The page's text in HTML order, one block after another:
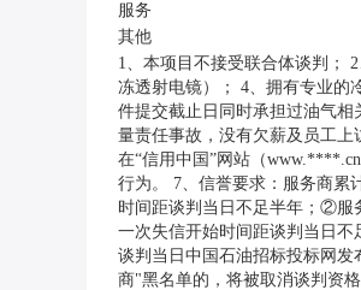
服务
其他
1、本项目不接受联合体谈判；
冻透射电镜）； 4、拥有专业的
件提交截止日同时承担过油气
量责任事故，没有欠薪及员工
在“信用中国”网站（
行为。 7、信誉要求：服务商
时间距谈判当日不足半年；②服
一次失信开始时间距谈判当日
谈判当日中国石油招标投标网
商"黑名单的，将被取消谈判资